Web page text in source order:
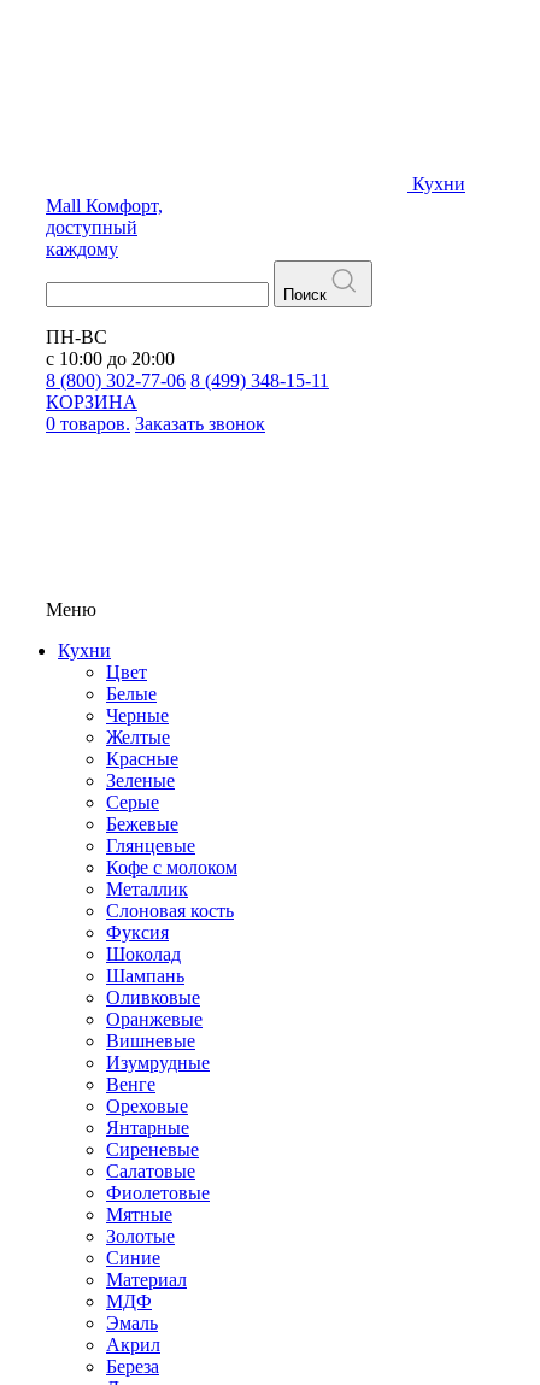
Кухни
Mall Комфорт,
доступный
каждому
Поиск
ПН-ВС
с 10:00 до 20:00
8 (800) 302-77-06 8 (499) 348-15-11
КОРЗИНА
0 товаров. Заказать звонок
Меню
Кухни
Цвет
Белые
Черные
Желтые
Красные
Зеленые
Серые
Бежевые
Глянцевые
Кофе с молоком
Металлик
Слоновая кость
Фуксия
Шоколад
Шампань
Оливковые
Оранжевые
Вишневые
Изумрудные
Венге
Ореховые
Янтарные
Сиреневые
Салатовые
Фиолетовые
Мятные
Золотые
Синие
Материал
МДФ
Эмаль
Акрил
Береза